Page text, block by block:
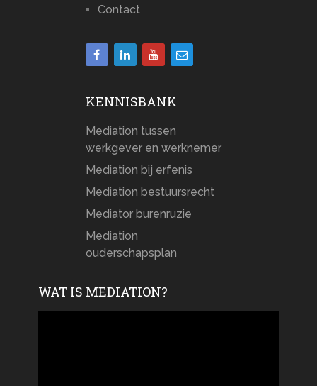
Contact
KENNISBANK
Mediation tussen
werkgever en werknemer
Mediation bij erfenis
Mediation bestuursrecht
Mediator burenruzie
Mediation
ouderschapsplan
WAT IS MEDIATION?